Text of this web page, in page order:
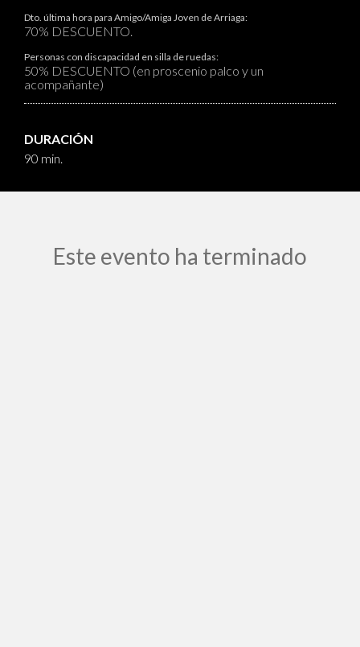
Dto. última hora para Amigo/Amiga Joven de Arriaga:
70% DESCUENTO.
Personas con discapacidad en silla de ruedas:
50% DESCUENTO (en proscenio palco y un
acompañante)
DURACIÓN
90 min.
Este evento ha terminado